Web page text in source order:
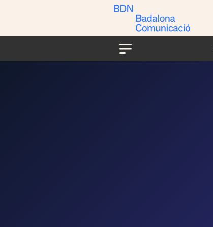
Menu